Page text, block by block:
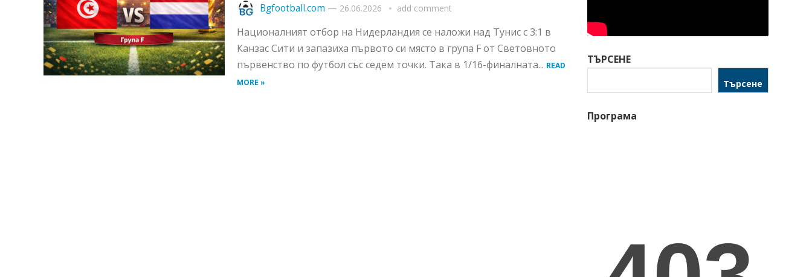
Bgfootball.com — 26.06.2026 add comment
Националният отбор на Нидерландия се наложи над Тунис с 3:1 в
Канзас Сити и запазиха първото си място в група F от Световното
първенство по футбол със седем точки. Така в 1/16-финалната... READ
MORE »
ТЪРСЕНЕ
Търсене
Програма